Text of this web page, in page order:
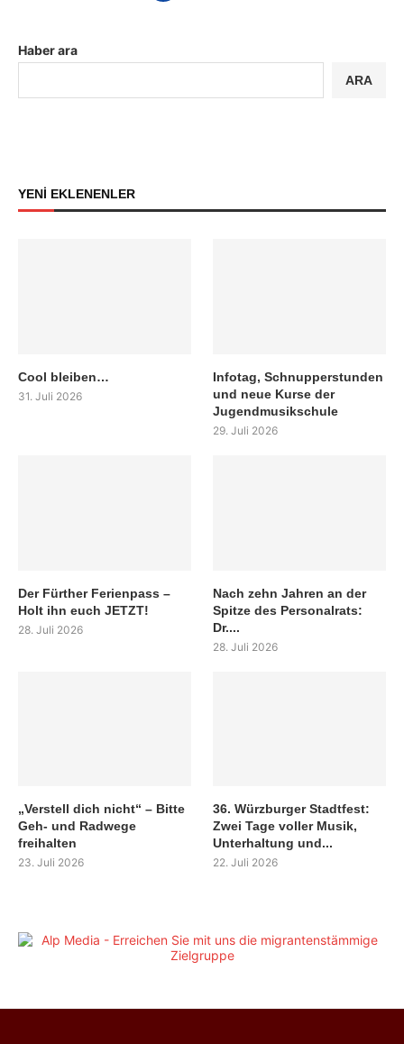
Haber ara
ARA
YENİ EKLENENLER
Cool bleiben…
31. Juli 2026
Infotag, Schnupperstunden
und neue Kurse der
Jugendmusikschule
29. Juli 2026
Der Fürther Ferienpass –
Holt ihn euch JETZT!
28. Juli 2026
Nach zehn Jahren an der
Spitze des Personalrats:
Dr....
28. Juli 2026
„Verstell dich nicht“ – Bitte
Geh- und Radwege
freihalten
23. Juli 2026
36. Würzburger Stadtfest:
Zwei Tage voller Musik,
Unterhaltung und...
22. Juli 2026